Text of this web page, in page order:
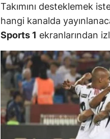
Takımını desteklemek
hangi kanalda
Sports 1 ekranlarından